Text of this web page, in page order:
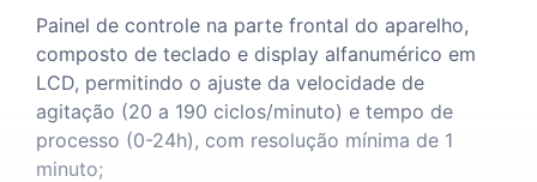
Painel de controle na parte frontal do aparelho,
composto de teclado e display alfanumérico em
LCD, permitindo o ajuste da velocidade de
agitação (20 a 190 ciclos/minuto) e tempo de
processo (0-24h), com resolução mínima de 1
minuto;